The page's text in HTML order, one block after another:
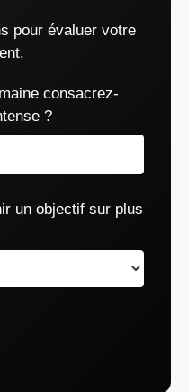
pour évaluer votre
consacrez-
?
un objectif sur plus